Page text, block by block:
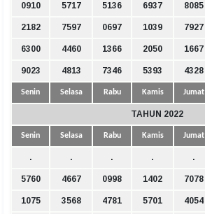
0910 5717 5136 6937 8085
2182 7597 0697 1039 7927
6300 4460 1366 2050 1667
9023 4813 7346 5393 4328
Senin Selasa Rabu Kamis Jumat
TAHUN 2022
Senin Selasa Rabu Kamis Jumat
. . . . .
5760 4667 0998 1402 7078
1075 3568 4781 5701 4054